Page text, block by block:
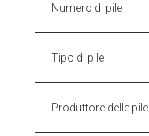
Numero di pile
Tipo di pile
Produttore delle pile